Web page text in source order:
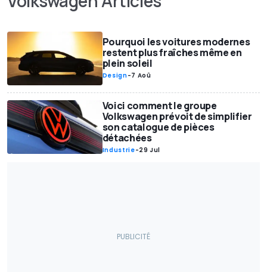
Pourquoi les voitures modernes
restent plus fraîches même en
plein soleil
Design-7 Aoû
Voici comment le groupe
Volkswagen prévoit de simplifier
son catalogue de pièces
détachées
Industrie-29 Jul